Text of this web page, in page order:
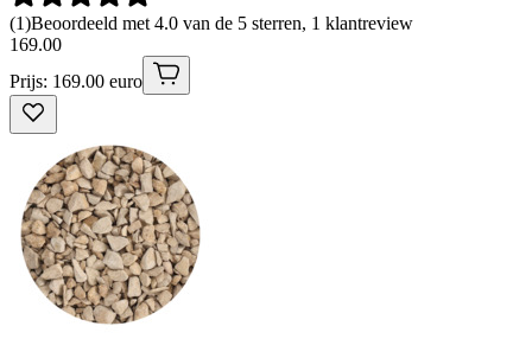
(1)Beoordeeld met 4.0 van de 5 sterren, 1 klantreview
169.00
Prijs: 169.00 euro